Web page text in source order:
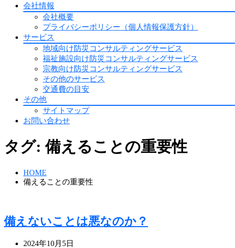
会社情報
会社概要
プライバシーポリシー（個人情報保護方針）
サービス
地域向け防災コンサルティングサービス
福祉施設向け防災コンサルティングサービス
宗教向け防災コンサルティングサービス
その他のサービス
交通費の目安
その他
サイトマップ
お問い合わせ
タグ:備えることの重要性
HOME
備えることの重要性
備えないことは悪なのか？
2024年10月5日